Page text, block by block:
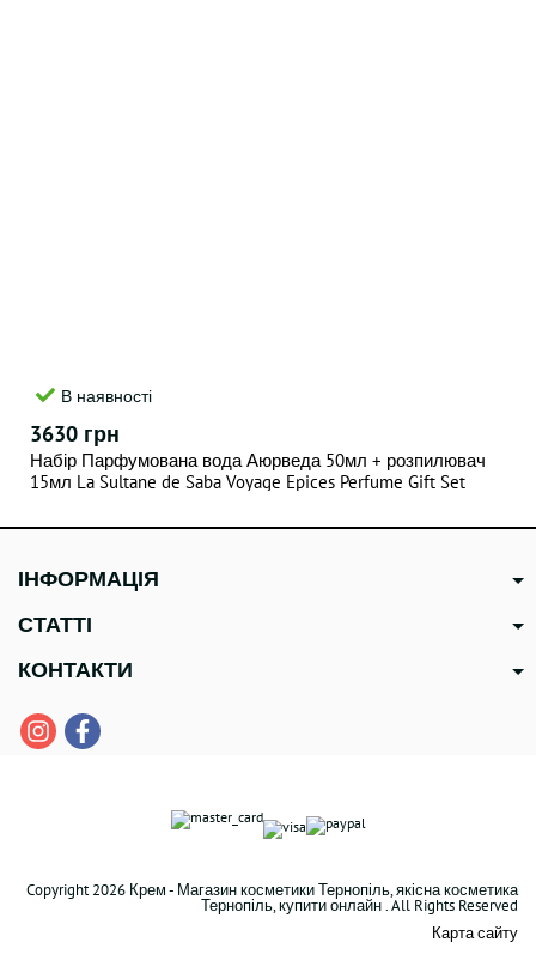
В наявності
3630 грн
Набір Парфумована вода Аюрведа 50мл + розпилювач
15мл La Sultane de Saba Voyage Epices Perfume Gift Set
ІНФОРМАЦІЯ
СТАТТІ
КОНТАКТИ
Copyright 2026 Крем - Магазин косметики Тернопіль, якісна косметика
Тернопіль, купити онлайн . All Rights Reserved
Карта сайту